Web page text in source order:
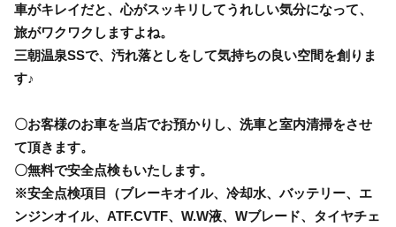
車がキレイだと、心がスッキリしてうれしい気分になって、
旅がワクワクしますよね。
三朝温泉SSで、汚れ落としをして気持ちの良い空間を創りま
す♪
〇お客様のお車を当店でお預かりし、洗車と室内清掃をさせ
て頂きます。
〇無料で安全点検もいたします。
※安全点検項目（ブレーキオイル、冷却水、バッテリー、エ
ンジンオイル、ATF.CVTF、W.W液、Wブレード、タイヤチェ